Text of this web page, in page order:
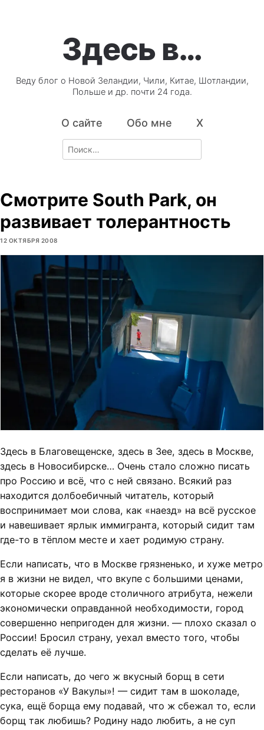
Здесь в…
Веду блог о Новой Зеландии, Чили, Китае, Шотландии,
Польше и др. почти 24 года.
О сайте Обо мне X
Search
for:
Смотрите South Park, он
развивает толерантность
12 ОКТЯБРЯ 2008
Здесь в Благовещенске, здесь в Зее, здесь в Москве,
здесь в Новосибирске… Очень стало сложно писать
про Россию и всё, что с ней связано. Всякий раз
находится долбоебичный читатель, который
воспринимает мои слова, как «наезд» на всё русское
и навешивает ярлык иммигранта, который сидит там
где-то в тёплом месте и хает родимую страну.
Если написать, что в Москве грязненько, и хуже метро
я в жизни не видел, что вкупе с большими ценами,
которые скорее вроде столичного атрибута, нежели
экономически оправданной необходимости, город
совершенно непригоден для жизни. — плохо сказал о
России! Бросил страну, уехал вместо того, чтобы
сделать её лучше.
Если написать, до чего ж вкусный борщ в сети
ресторанов «У Вакулы»! — сидит там в шоколаде,
сука, ещё борща ему подавай, что ж сбежал то, если
борщ так любишь? Родину надо любить, а не суп